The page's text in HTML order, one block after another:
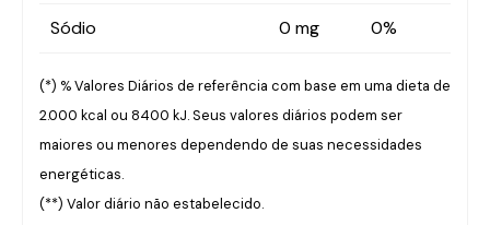
Sódio 0 mg 0%
(*) % Valores Diários de referência com base em uma dieta de
2.000 kcal ou 8400 kJ. Seus valores diários podem ser
maiores ou menores dependendo de suas necessidades
energéticas.
(**) Valor diário não estabelecido.